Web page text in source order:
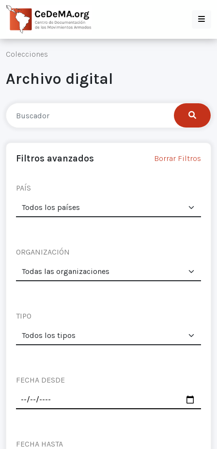
Colecciones
Archivo digital
Filtros avanzados Borrar Filtros
PAÍS
ORGANIZACIÓN
TIPO
FECHA DESDE
FECHA HASTA